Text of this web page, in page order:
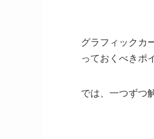
グラフィックカ
っておくべきポ
では、一つずつ